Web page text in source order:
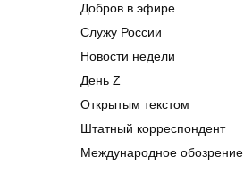
Добров в эфире
Служу России
Новости недели
День Z
Открытым текстом
Штатный корреспондент
Международное обозрение